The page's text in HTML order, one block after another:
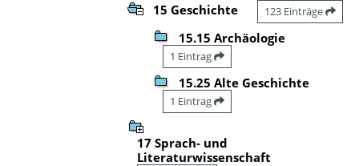
15 Geschichte 123 Einträge
15.15 Archäologie
1 Eintrag
15.25 Alte Geschichte
1 Eintrag
17 Sprach- und
Literaturwissenschaft